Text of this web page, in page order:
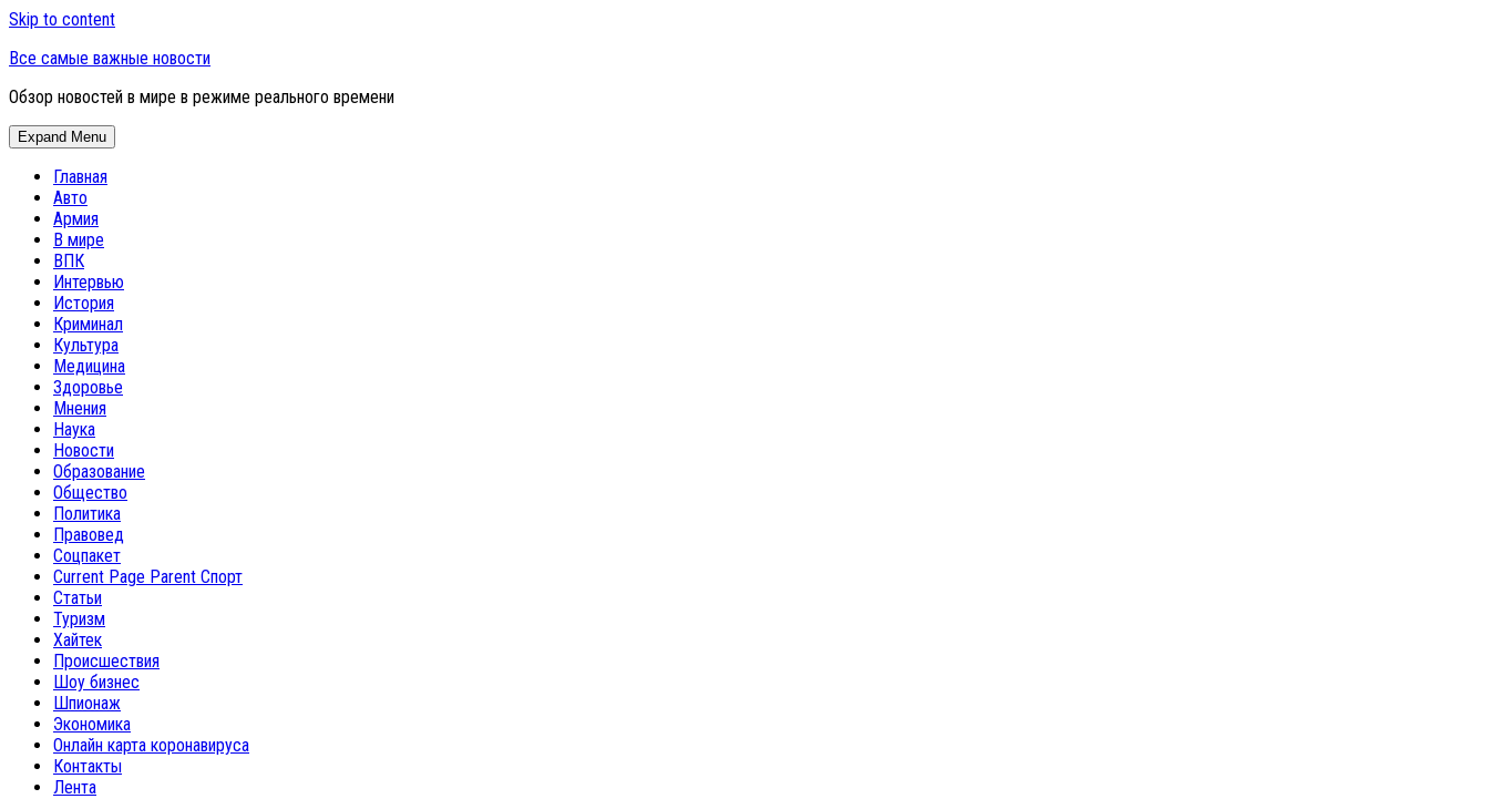
Skip to content
Все самые важные новости
Обзор новостей в мире в режиме реального времени
Expand Menu
Главная
Авто
Армия
В мире
ВПК
Интервью
История
Криминал
Культура
Медицина
Здоровье
Мнения
Наука
Новости
Образование
Общество
Политика
Правовед
Соцпакет
Current Page Parent Спорт
Статьи
Туризм
Хайтек
Происшествия
Шоу бизнес
Шпионаж
Экономика
Онлайн карта коронавируса
Контакты
Лента